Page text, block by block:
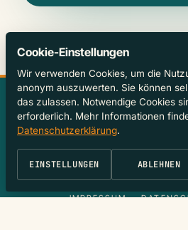
KONTAKT
BOCKGASSE 3,
IMPRESSUM
Cookie-Einstellungen
Wir verwenden Cookies, um die
anonym auszuwerten. Sie können
das zulassen. Notwendige Cookies
erforderlich. Mehr Informationen
Datenschutzerklärung.
EINSTELLUNGEN ABLEHNEN